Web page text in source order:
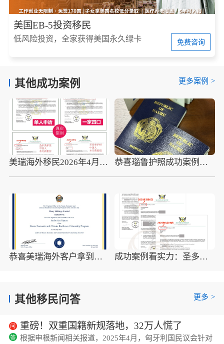
美国EB-5投资移民
低风险投资，全家获得美国永久绿卡 免费咨询
其他成功案例 更多案例 >
美瑞海外移民2026年4月10组圣多美护照成功案例分享 恭喜瑙鲁护照成功案例，最新瑙鲁护照批准获批信
恭喜美瑞海外客户拿到瑙鲁护照最新获批信(2026年4月16日) 成功案例看实力：圣多美移民优质企业如何助客户快速拿证
其他移民问答 更多 >
重磅！双重国籍新规落地，32万人慌了
根据申根新闻相关报道，2025年4月，匈牙利国民议会针对